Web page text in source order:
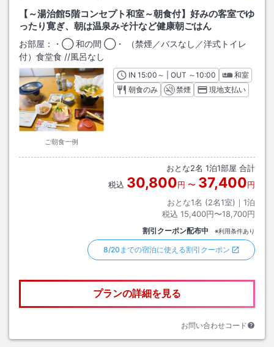
【～湯治館5階コンセプト和室～朝食付】好みの客室でゆ
ったり寛ぎ、朝は温泉みそ汁など健康朝ごはん
お部屋：
・◯ 和の間 ◯・ （禁煙／バスなし／洋式トイレ
付）食堂食 //風呂なし
ご朝食一例
INチェックイン
15:00 ～ | OUT チェックアウト
～10:00
和室
朝食のみ
禁煙 現地支払い
おとな2名 1泊1部屋 合計
税込 30,800円 〜 37,400円
おとな1名 (2名1室)｜ 1泊
税込 15,400円〜18,700円
割引クーポン配布中 ※利用条件あり
8/20までの宿泊に使える割引クーポン
プランの詳細を見る
お問い合わせコード